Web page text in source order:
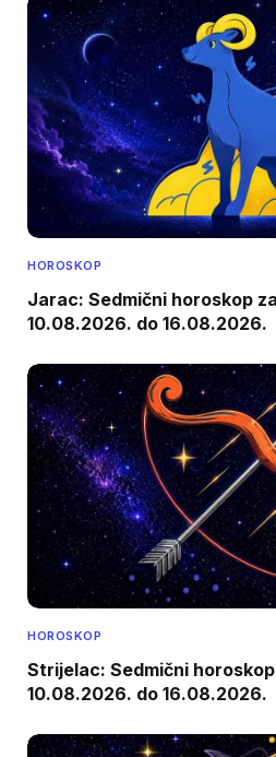
HOROSKOP
Jarac: Sedmični horoskop
10.08.2026. do 16.08.2026.
HOROSKOP
Strijelac: Sedmični
10.08.2026. do 16.08.2026.